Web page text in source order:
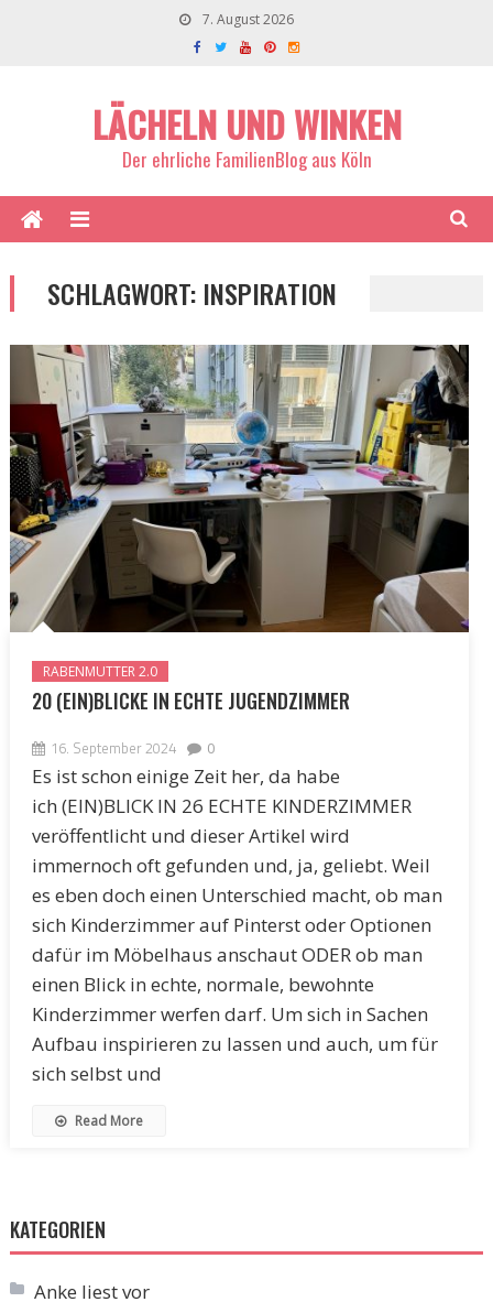
7. August 2026
LÄCHELN UND WINKEN
Der ehrliche FamilienBlog aus Köln
SCHLAGWORT: INSPIRATION
RABENMUTTER 2.0
20 (EIN)BLICKE IN ECHTE JUGENDZIMMER
16. September 2024 0
Es ist schon einige Zeit her, da habe
ich (EIN)BLICK IN 26 ECHTE KINDERZIMMER
veröffentlicht und dieser Artikel wird
immernoch oft gefunden und, ja, geliebt. Weil
es eben doch einen Unterschied macht, ob man
sich Kinderzimmer auf Pinterst oder Optionen
dafür im Möbelhaus anschaut ODER ob man
einen Blick in echte, normale, bewohnte
Kinderzimmer werfen darf. Um sich in Sachen
Aufbau inspirieren zu lassen und auch, um für
sich selbst und
Read More
KATEGORIEN
Anke liest vor